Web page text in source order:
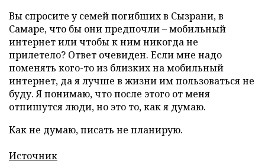
Вы спросите у семей погибших в Сызрани, в
Самаре, что бы они предпочли – мобильный
интернет или чтобы к ним никогда не
прилетело? Ответ очевиден. Если мне надо
поменять кого-то из близких на мобильный
интернет, да я лучше в жизни им пользоваться не
буду. Я понимаю, что после этого от меня
отпишутся люди, но это то, как я думаю.
Как не думаю, писать не планирую.
Источник